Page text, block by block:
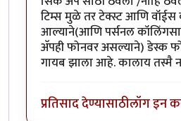
टिम्स मुळे तर टेक्स्ट आणि वॉईस
आल्याने(आणि पर्सनल
अ‍ॅपही फोनवर असल्याने) डेस्क
गायब झाला आहे. कालाय तस्मै
प्रतिसाद देण्यासाठीलॉग इन